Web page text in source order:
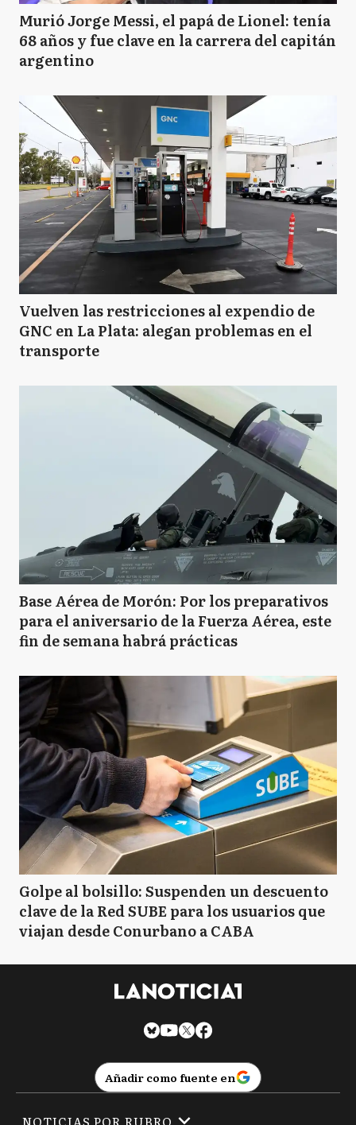
Murió Jorge Messi, el papá de Lionel: tenía
68 años y fue clave en la carrera del capitán
argentino
Vuelven las restricciones al expendio de
GNC en La Plata: alegan problemas en el
transporte
Base Aérea de Morón: Por los preparativos
para el aniversario de la Fuerza Aérea, este
fin de semana habrá prácticas
Golpe al bolsillo: Suspenden un descuento
clave de la Red SUBE para los usuarios que
viajan desde Conurbano a CABA
Añadir como fuente en
NOTICIAS POR RUBRO